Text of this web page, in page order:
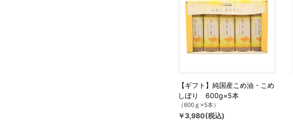
【ギフト】純国産こめ油・こめ
しぼり 600g×5本
（600ｇ×5本）
￥3,980(税込)